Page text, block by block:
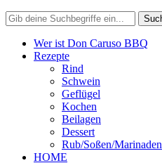
Wer ist Don Caruso BBQ
Rezepte
Rind
Schwein
Geflügel
Kochen
Beilagen
Dessert
Rub/Soßen/Marinaden
HOME